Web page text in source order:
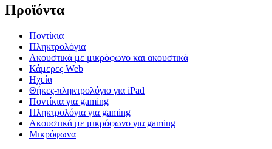
Προϊόντα
Ποντίκια
Πληκτρολόγια
Ακουστικά με μικρόφωνο και ακουστικά
Κάμερες Web
Ηχεία
Θήκες-πληκτρολόγιο για iPad
Ποντίκια για gaming
Πληκτρολόγια για gaming
Ακουστικά με μικρόφωνο για gaming
Μικρόφωνα